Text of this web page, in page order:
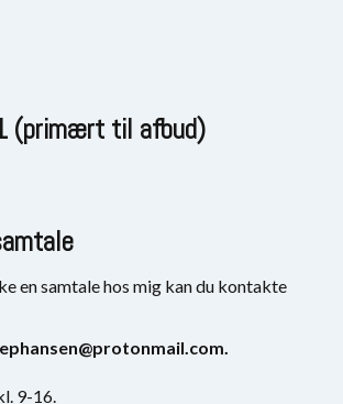
(primært til afbud)
en samtale hos mig kan du kontakte
9-16.